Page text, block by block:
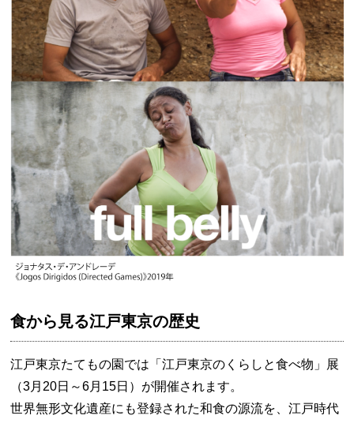
食から見る江戸東京の歴史
江戸東京たてもの園では「江戸東京のくらしと食べ物」展
（3月20日～6月15日）が開催されます。
世界無形文化遺産にも登録された和食の源流を、江戸時代